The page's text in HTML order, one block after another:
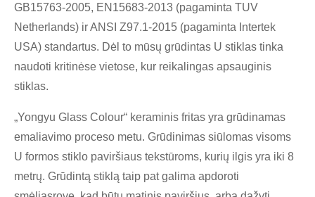
GB15763-2005, EN15683-2013 (pagaminta TUV
Netherlands) ir ANSI Z97.1-2015 (pagaminta Intertek
USA) standartus. Dėl to mūsų grūdintas U stiklas tinka
naudoti kritinėse vietose, kur reikalingas apsauginis
stiklas.
„Yongyu Glass Colour“ keraminis fritas yra grūdinamas
emaliavimo proceso metu. Grūdinimas siūlomas visoms
U formos stiklo paviršiaus tekstūroms, kurių ilgis yra iki 8
metrų. Grūdintą stiklą taip pat galima apdoroti